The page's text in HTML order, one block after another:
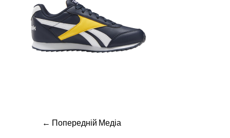
Навігація
← Попередній Медіа